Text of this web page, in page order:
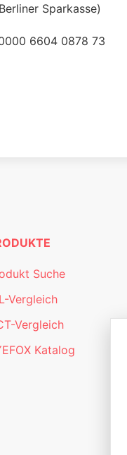
Sparkasse)
6604 0878 73
Suche
Vergleich
Vergleich
Katalog